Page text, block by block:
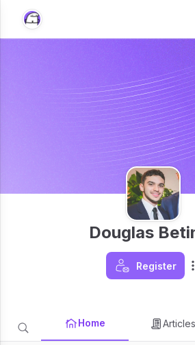
Douglas
Register
Home Articles